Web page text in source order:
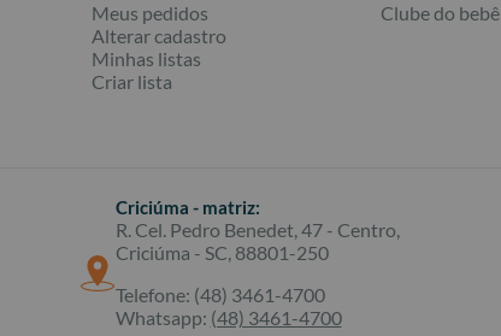
Meus pedidos
Alterar cadastro
Minhas listas
Criar lista
Clube do bebê
Criciúma - matriz:
R. Cel. Pedro Benedet, 47 - Centro,
Criciúma - SC, 88801-250
Telefone: (48) 3461-4700
Whatsapp: (48) 3461-4700